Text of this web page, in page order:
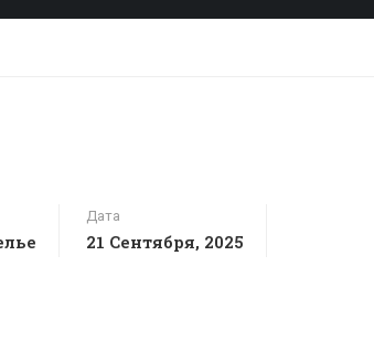
Дата
21 Сентября, 2025